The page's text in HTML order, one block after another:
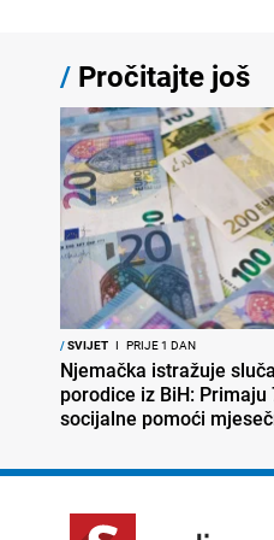
/ Pročitajte još
/SVIJET I PRIJE 1 DAN
Njemačka istražuje
porodice iz BiH: Primaju
socijalne pomoći